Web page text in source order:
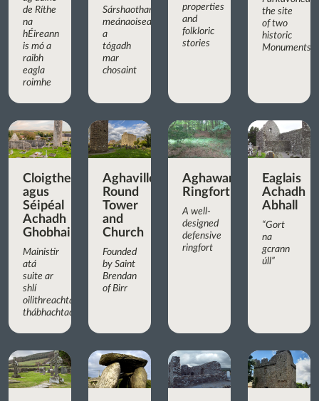
de Ríthe
na
hÉireann
is mó a
raibh
eagla
roimhe
Sárshaothar
meánaoiseach,
a
tógadh
mar
chosaint
properties
and
folkloric
stories
the site
of two
historic
Monuments
Cloigtheach
agus
Séipéal
Achadh
Ghobhair
Mainistir
atá
suite ar
shlí
oilithreachta
thábhachtach
Aghaviller
Round
Tower
and
Church
Founded
by Saint
Brendan
of Birr
Aghaward
Ringfort
A well-
designed
defensive
ringfort
Eaglais
Achadh
Abhall
“Gort
na
gcrann
úll”